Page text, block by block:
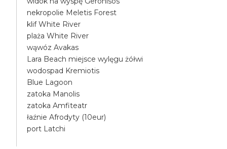
nekropolie Meletis Forest
klif White River
plaża White River
wąwóz Avakas
Lara Beach miejsce wylęgu żółwi
wodospad Kremiotis
Blue Lagoon
zatoka Manolis
zatoka Amfiteatr
łaźnie Afrodyty (10eur)
port Latchi